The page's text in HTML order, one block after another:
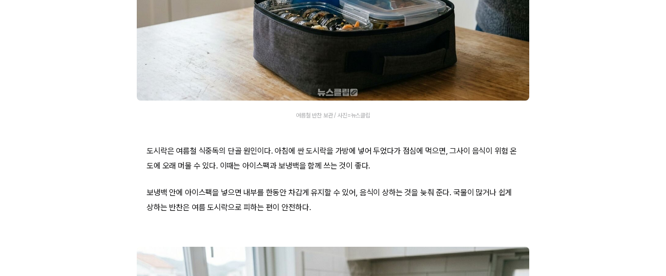
여름철 반찬 보관 / 사진=뉴스클립
도시락은 여름철 식중독의 단골 원인이다. 아침에 싼 도시락을 가방에 넣어 두었다가 점심에 먹으면, 그사이 음식이 위험 온
도에 오래 머물 수 있다. 이때는 아이스팩과 보냉백을 함께 쓰는 것이 좋다.
보냉백 안에 아이스팩을 넣으면 내부를 한동안 차갑게 유지할 수 있어, 음식이 상하는 것을 늦춰 준다. 국물이 많거나 쉽게
상하는 반찬은 여름 도시락으로 피하는 편이 안전하다.